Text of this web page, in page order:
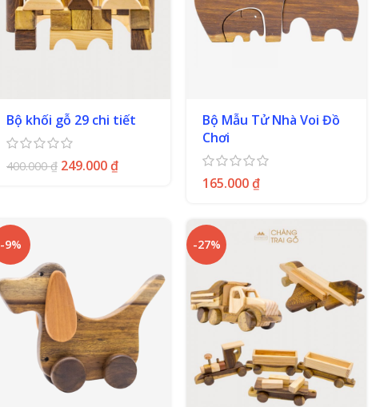
Bộ khối gỗ 29 chi tiết
400.000₫ 249.000₫
Bộ Mẫu Tử Nhà Voi Đồ
Chơi
165.000₫
-9% -27%